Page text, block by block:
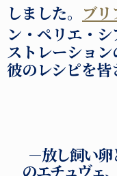
しました。 ブ
ン・ペリエ・
ストレーション
彼のレシピを皆
－放し飼い
のエチュヴェ